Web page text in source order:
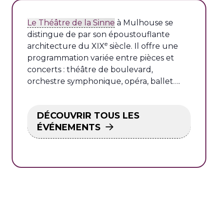
Le Théâtre de la Sinne à Mulhouse se
distingue de par son époustouflante
architecture du XIXe siècle. Il offre une
programmation variée entre pièces et
concerts : théâtre de boulevard,
orchestre symphonique, opéra, ballet….
DÉCOUVRIR TOUS LES
ÉVÉNEMENTS